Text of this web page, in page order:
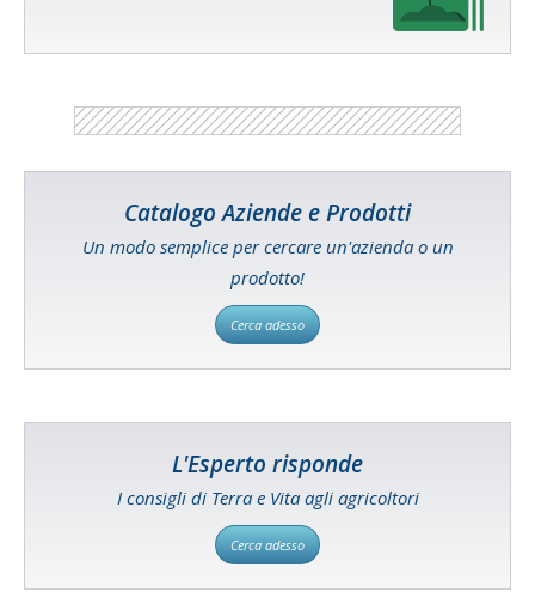
Catalogo Aziende e Prodotti
Un modo semplice per cercare un'azienda o un
prodotto!
Cerca adesso
L'Esperto risponde
I consigli di Terra e Vita agli agricoltori
Cerca adesso